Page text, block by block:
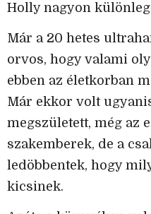
Holly nagyon
Már a 20 hetes
orvos, hogy valami
ebben az életkorban
Már ekkor volt
megszületett, még az
szakemberek, de a
ledöbbentek, hogy
kicsinek.